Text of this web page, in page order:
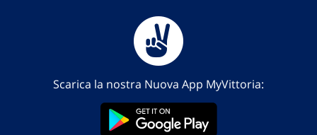
Scarica la nostra Nuova App MyVittoria: